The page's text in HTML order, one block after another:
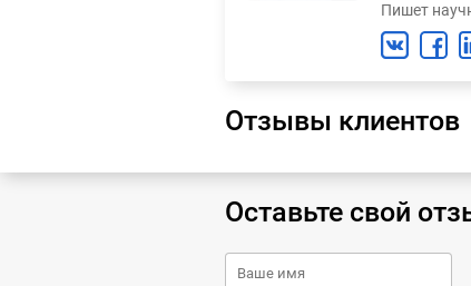
Пишет
Отзывы клиентов
Оставьте свой